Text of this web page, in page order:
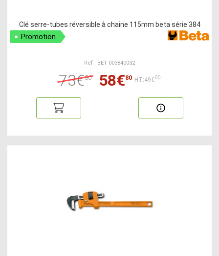
Clé serre-tubes réversible à chaine 115mm beta série 384
Promotion
Ref : BET 003840032
73€50 58€80 HT:49€00